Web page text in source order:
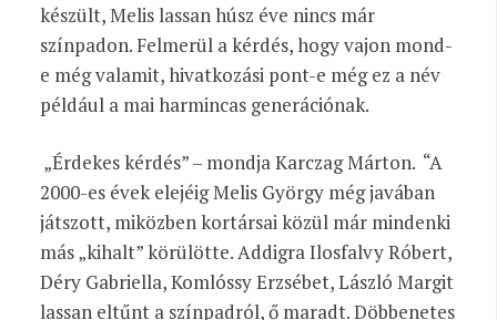
készült, Melis lassan húsz éve nincs már
színpadon. Felmerül a kérdés, hogy vajon mond-
e még valamit, hivatkozási pont-e még ez a név
például a mai harmincas generációnak.
„Érdekes kérdés” – mondja Karczag Márton. “A
2000-es évek elejéig Melis György még javában
játszott, miközben kortársai közül már mindenki
más „kihalt” körülötte. Addigra Ilosfalvy Róbert,
Déry Gabriella, Komlóssy Erzsébet, László Margit
lassan eltűnt a színpadról, ő maradt. Döbbenetes